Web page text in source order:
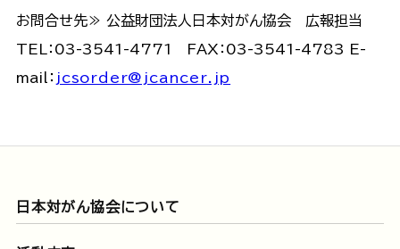
お問合せ先≫ 公益財団法人日本対がん協会 広報担当
TEL：03-3541-4771 FAX：03-3541-4783 E-
mail： jcsorder@jcancer.jp
日本対がん協会について